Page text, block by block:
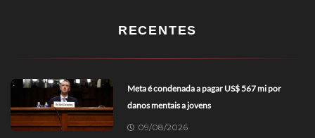
RECENTES
Meta é condenada a pagar US$ 567 mi por
danos mentais a jovens
09/08/2026